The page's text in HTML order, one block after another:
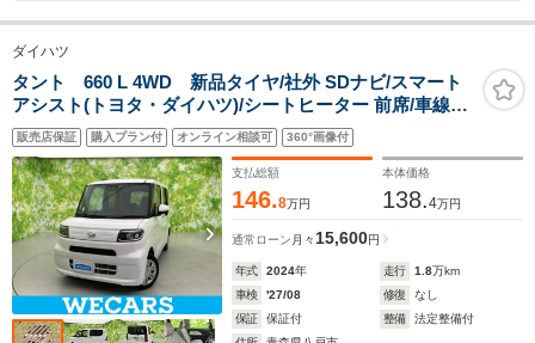
ダイハツ
タント 660 L 4WD 新品タイヤ/社外 SDナビ/スマート
アシスト(トヨタ・ダイハツ)/シートヒーター 前席/車線逸
脱防止支援システム/ヘッドランプ LED/Bluetooth接
続/EBD付ABS
販売店保証 購入プラン付 オンライン相談可 360°画像付
支払総額
146.8万円
本体価格
138.4万円
通常ローン 月々 15,600円
年式 2024年 走行 1.8万km
車検
'27/08 修復
なし
保証
保証付 整備
法定整備付